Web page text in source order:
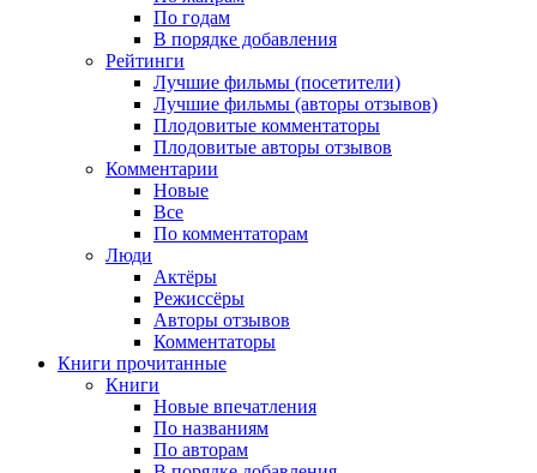
По годам
В порядке добавления
Рейтинги
Лучшие фильмы (посетители)
Лучшие фильмы (авторы отзывов)
Плодовитые комментаторы
Плодовитые авторы отзывов
Комментарии
Новые
Все
По комментаторам
Люди
Актёры
Режиссёры
Авторы отзывов
Комментаторы
Книги прочитанные
Книги
Новые впечатления
По названиям
По авторам